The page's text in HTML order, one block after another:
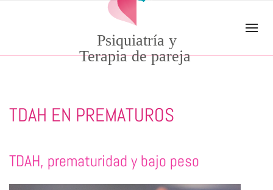
Skip to main contentPsiquiatría y
Terapia de pareja
TDAH EN PREMATUROS
TDAH, prematuridad y bajo peso